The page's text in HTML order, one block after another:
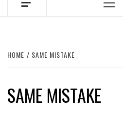
HOME SAME MISTAKE
SAME MISTAKE